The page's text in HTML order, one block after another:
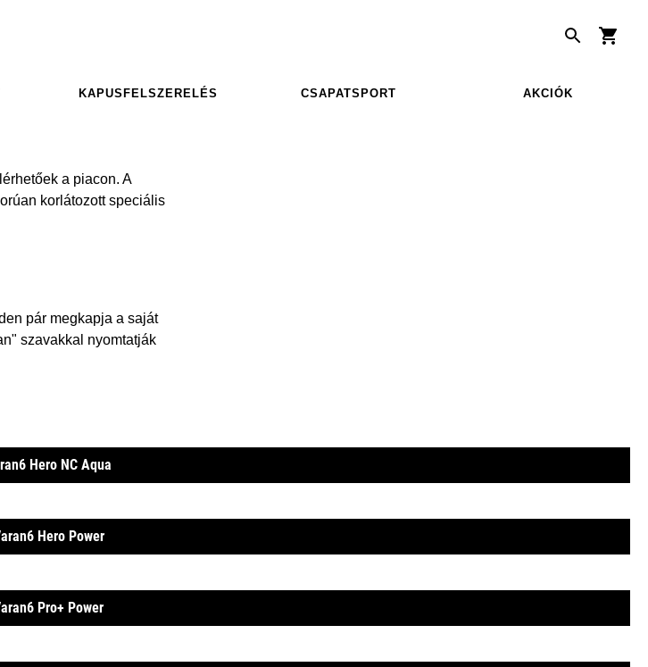
KAPUSFELSZERELÉS CSAPATSPORT AKCIÓK
a piacon. A
korlátozott speciális
pár megkapja a saját
szavakkal nyomtatják
Hero NC Aqua
Hero Power
Pro+ Power